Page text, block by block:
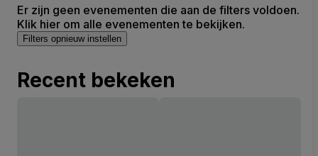
Er zijn geen evenementen die aan de filters voldoen.
Klik hier om alle evenementen te bekijken.
Filters opnieuw instellen
Recent bekeken